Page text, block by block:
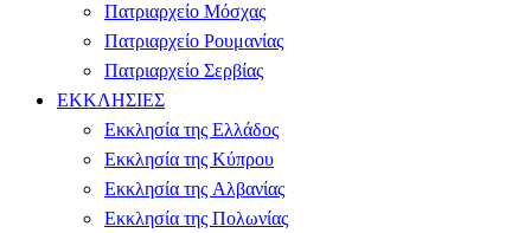
Πατριαρχείο Μόσχας
Πατριαρχείο Ρουμανίας
Πατριαρχείο Σερβίας
ΕΚΚΛΗΣΙΕΣ
Εκκλησία της Ελλάδος
Εκκλησία της Κύπρου
Εκκλησία της Αλβανίας
Εκκλησία της Πολωνίας